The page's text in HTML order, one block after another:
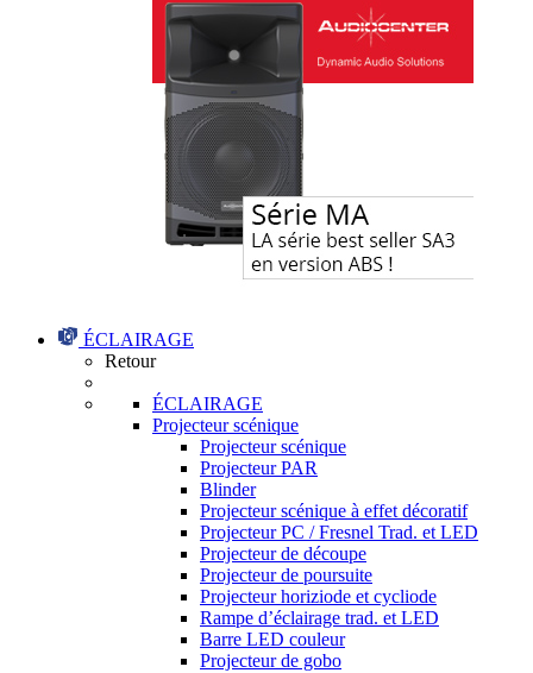
ÉCLAIRAGE
Retour
ÉCLAIRAGE
Projecteur scénique
Projecteur scénique
Projecteur PAR
Blinder
Projecteur scénique à effet décoratif
Projecteur PC / Fresnel Trad. et LED
Projecteur de découpe
Projecteur de poursuite
Projecteur horiziode et cycliode
Rampe d’éclairage trad. et LED
Barre LED couleur
Projecteur de gobo